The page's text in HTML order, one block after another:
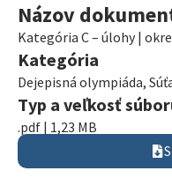
Názov
Kategória C – úlohy |
Kategória
Dejepisná olympiáda,
Typ a veľkosť
.pdf | 1,23 MB